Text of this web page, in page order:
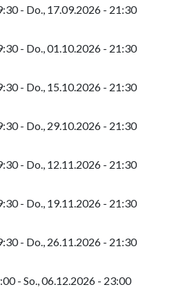
- Do., 17.09.2026 - 21:30
- Do., 01.10.2026 - 21:30
- Do., 15.10.2026 - 21:30
- Do., 29.10.2026 - 21:30
- Do., 12.11.2026 - 21:30
- Do., 19.11.2026 - 21:30
- Do., 26.11.2026 - 21:30
- So., 06.12.2026 - 23:00